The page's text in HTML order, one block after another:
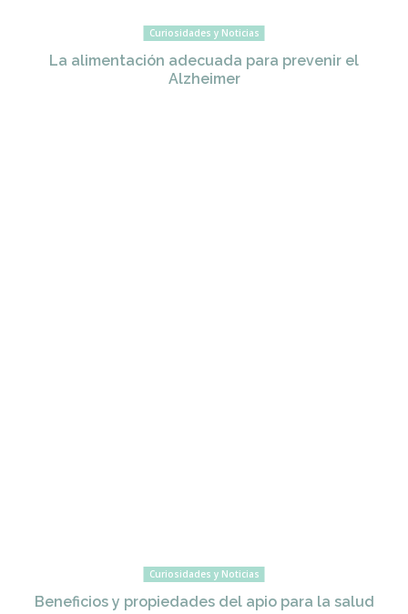
Curiosidades y Noticias
La alimentación adecuada para prevenir el
Alzheimer
Curiosidades y Noticias
Beneficios y propiedades del apio para la salud